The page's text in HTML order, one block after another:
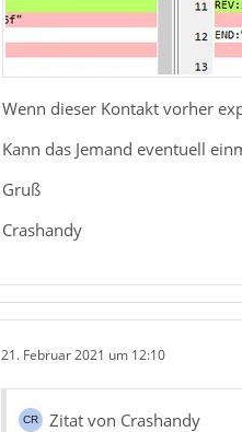
Wenn dieser Kontakt vorher
Kann das Jemand eventuell
Gruß
Crashandy
21. Februar 2021 um 12:10
Zitat von Crashandy